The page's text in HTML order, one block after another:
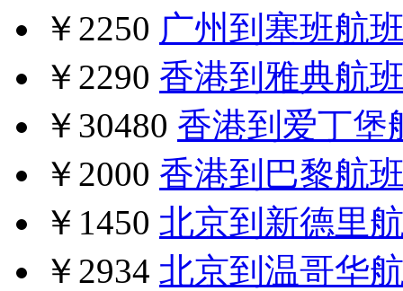
￥2250 广州到塞班航
￥2290 香港到雅典航
￥30480 香港到爱丁堡
￥2000 香港到巴黎航
￥1450 北京到新德里
￥2934 北京到温哥华